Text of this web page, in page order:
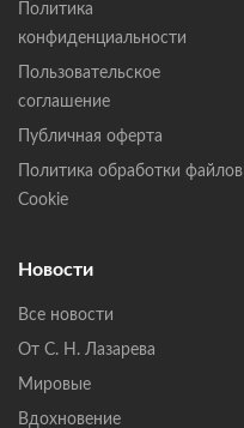
Политика
конфиденциальности
Пользовательское
соглашение
Публичная оферта
Политика обработки файлов
Cookie
Новости
Все новости
От С. Н. Лазарева
Мировые
Вдохновение